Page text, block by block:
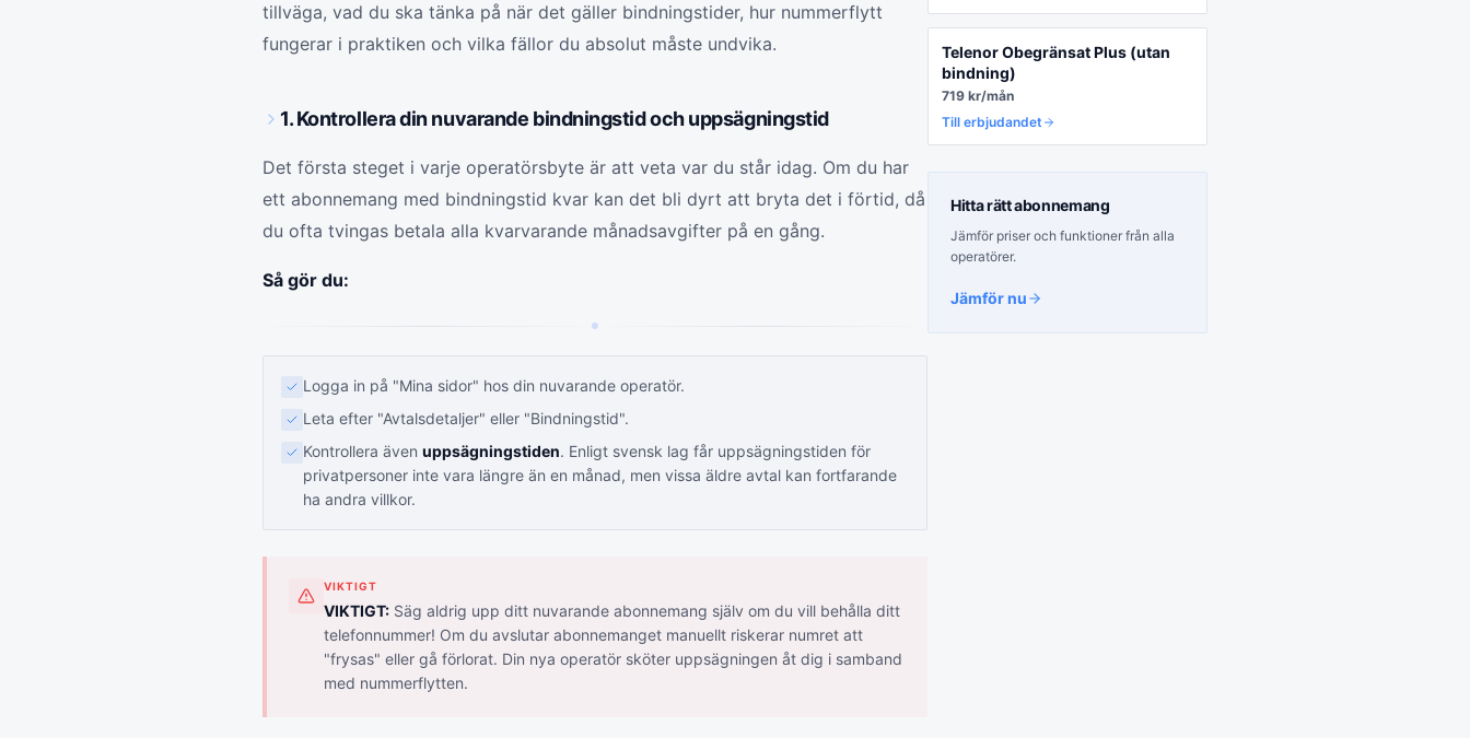
tillväga, vad du ska tänka på när det gäller bindningstider, hur nummerflytt
fungerar i praktiken och vilka fällor du absolut måste undvika.
1. Kontrollera din nuvarande bindningstid och uppsägningstid
Det första steget i varje operatörsbyte är att veta var du står idag. Om du har
ett abonnemang med bindningstid kvar kan det bli dyrt att bryta det i förtid, då
du ofta tvingas betala alla kvarvarande månadsavgifter på en gång.
Så gör du:
Logga in på "Mina sidor" hos din nuvarande operatör.
Leta efter "Avtalsdetaljer" eller "Bindningstid".
Kontrollera även uppsägningstiden. Enligt svensk lag får uppsägningstiden för
privatpersoner inte vara längre än en månad, men vissa äldre avtal kan fortfarande
ha andra villkor.
VIKTIGT
VIKTIGT: Säg aldrig upp ditt nuvarande abonnemang själv om du vill behålla ditt
telefonnummer! Om du avslutar abonnemanget manuellt riskerar numret att
"frysas" eller gå förlorat. Din nya operatör sköter uppsägningen åt dig i samband
med nummerflytten.
Telenor Obegränsat Plus (utan
bindning)
719 kr/mån
Till erbjudandet
Hitta rättabonnemang
Jämför priser och funktioner från alla
operatörer.
Jämför nu